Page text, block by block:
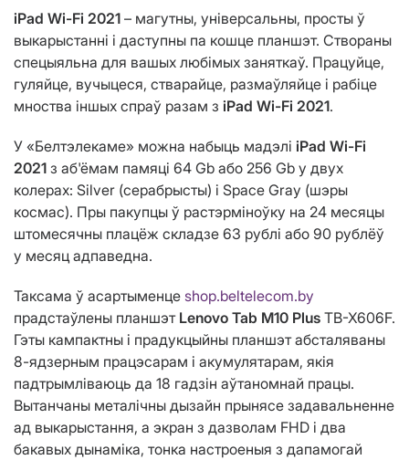
iPad Wi-Fi 2021 – магутны, універсальны, просты ў
выкарыстанні і даступны па кошце планшэт. Створаны
спецыяльна для вашых любімых заняткаў. Працуйце,
гуляйце, вучыцеся, стварайце, размаўляйце і рабіце
мноства іншых спраў разам з iPad Wi-Fi 2021.
У «Белтэлекаме» можна набыць мадэлі iPad Wi-Fi
2021 з аб'ёмам памяці 64 Gb або 256 Gb у двух
колерах: Silver (серабрысты) і Space Gray (шэры
космас). Пры пакупцы ў растэрміноўку на 24 месяцы
штомесячны плацёж складзе 63 рублі або 90 рублёў
у месяц адпаведна.
Таксама ў асартыменце shop.beltelecom.by
прадстаўлены планшэт Lenovo Tab M10 Plus TB-X606F.
Гэты кампактны і прадукцыйны планшэт абсталяваны
8-ядзерным працэсарам і акумулятарам, якія
падтрымліваюць да 18 гадзін аўтаномнай працы.
Вытанчаны металічны дызайн прынясе задавальненне
ад выкарыстання, а экран з дазволам FHD і два
бакавых дынаміка, тонка настроеныя з дапамогай